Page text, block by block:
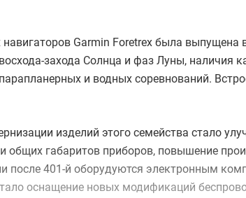
навигаторов Garmin Foretrex была
захода Солнца и фаз Луны, наличия
и водных соревнований.
изделий этого семейства стало
общих габаритов приборов, повышение
после 401-й оборудуются электронным
оснащение новых модификаций